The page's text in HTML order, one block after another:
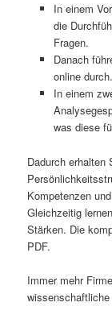
In einem
die
Fragen.
Danach
online durch.
In einem
was diese
Dadurch erhalten
Kompetenzen
Gleichzeitig
Stärken. Die
PDF.
Immer mehr